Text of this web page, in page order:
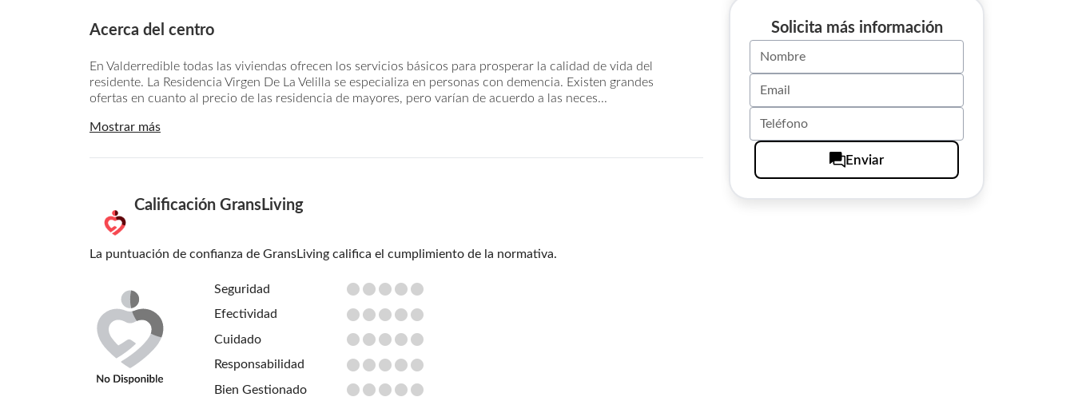
Solicita más información
Enviar
Acerca del centro
En Valderredible todas las viviendas ofrecen los servicios básicos para prosperar la calidad de vida del
residente. La Residencia Virgen De La Velilla se especializa en personas con demencia. Existen grandes
ofertas en cuanto al precio de las residencia de mayores, pero varían de acuerdo a las neces...
Mostrar más
Calificación GransLiving
La puntuación de confianza de GransLiving califica el cumplimiento de la normativa.
Seguridad
Efectividad
Cuidado
Responsabilidad
Bien Gestionado